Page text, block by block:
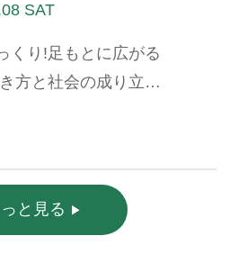
SAT
くり!足もとに広がる
方と社会の成り立
と見る